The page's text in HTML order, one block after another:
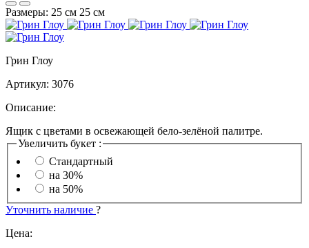
Размеры: 25 см 25 см
Грин Глоу
Артикул: 3076
Описание:
Ящик с цветами в освежающей бело-зелёной палитре.
Увеличить букет :
Стандартный
на 30%
на 50%
Уточнить наличие ?
Цена: